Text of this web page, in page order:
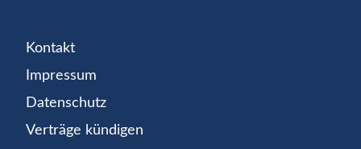
Kontakt
Impressum
Datenschutz
Verträge kündigen